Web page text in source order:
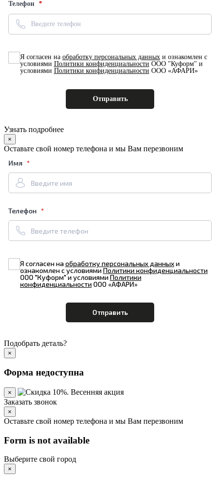
Телефон
Я согласен на обработку персональных данныхи ознакомлен с
условиями Политики конфиденциальности ООО "Куформ" и
условиями Политики конфиденциальности ООО «АФАРИ»
Узнать подробнее
×
Оставьте свой номер телефона и мы Вам перезвоним
Имя
Телефон
Я согласен наобработку персональных данныхи
ознакомлен с условиямиПолитики конфиденциальности
ООО "Куформ" и условиямиПолитики
конфиденциальностиООО «АФАРИ»
Подобрать деталь?
×
Форма недоступна
×
Заказать звонок
×
Оставьте свой номер телефона и мы Вам перезвоним
Form is not available
Выберите свой город
×